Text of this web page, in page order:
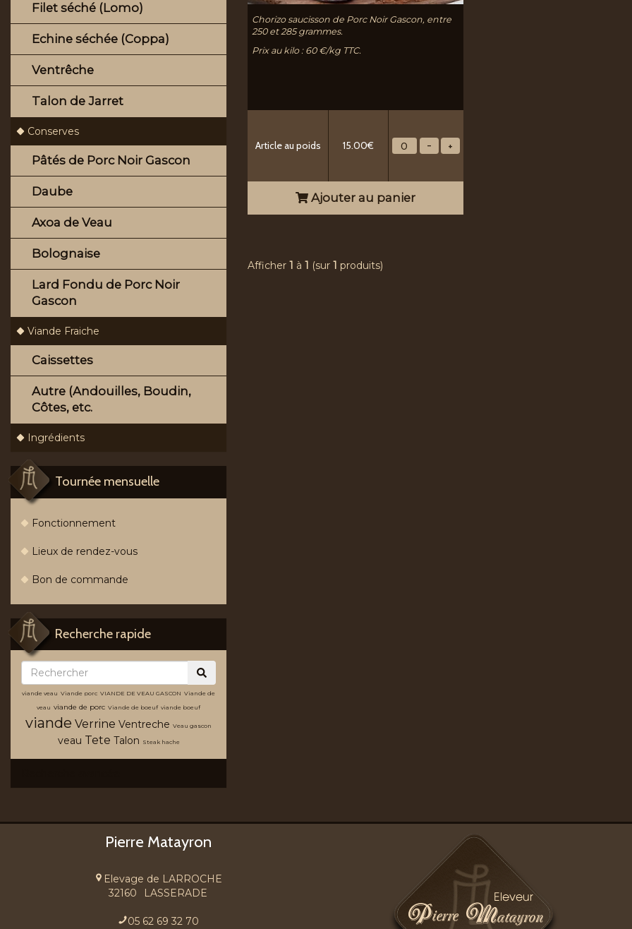
Chorizo saucisson de Porc Noir Gascon, entre
250 et 285 grammes.
Prix au kilo : 60 €/kg TTC.
Article au poids 15.00€
Ajouter au panier
Afficher 1 à 1 (sur 1 produits)
Filet séché (Lomo)
Echine séchée (Coppa)
Ventrêche
Talon de Jarret
Conserves
Pâtés de Porc Noir Gascon
Daube
Axoa de Veau
Bolognaise
Lard Fondu de Porc Noir
Gascon
Viande Fraiche
Caissettes
Autre (Andouilles, Boudin,
Côtes, etc.
Ingrédients
Tournée mensuelle
Fonctionnement
Lieux de rendez-vous
Bon de commande
Recherche rapide
viande veau Viande porc VIANDE DE VEAU GASCON Viande de
veau viande de porc Viande de boeuf viande boeuf
viande Verrine Ventreche Veau gascon
veau Tete Talon Steak hache
Pierre Matayron
Elevage de LARROCHE
32160
LASSERADE
05 62 69 32 70